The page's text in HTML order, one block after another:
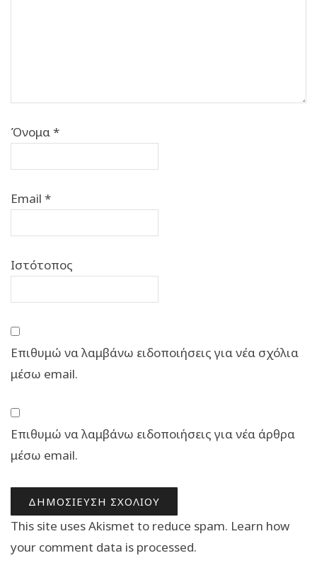
Όνομα *
Email *
Ιστότοπος
Επιθυμώ να λαμβάνω ειδοποιήσεις για νέα σχόλια
μέσω email.
Επιθυμώ να λαμβάνω ειδοποιήσεις για νέα άρθρα
μέσω email.
This site uses Akismet to reduce spam. Learn how
your comment data is processed.